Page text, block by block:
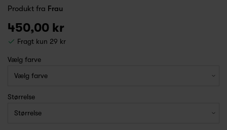
Produkt fra Frau
450,00 kr
Fragt kun 29 kr
Vælg farve
Størrelse